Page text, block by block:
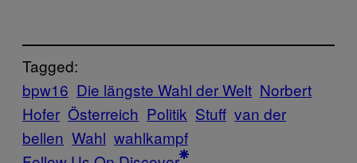
Tagged:
bpw16 Die längste Wahl der Welt Norbert
Hofer Österreich Politik Stuff van der
bellen Wahl wahlkampf